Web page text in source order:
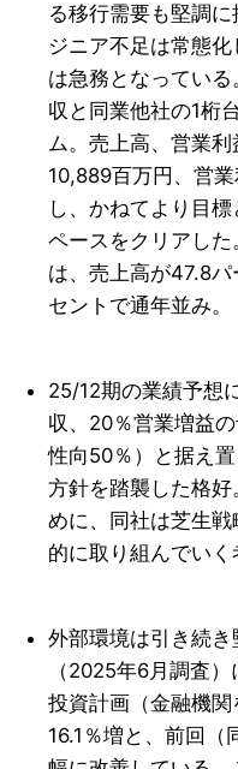
る移行需要も堅調
ジニア不足は常態
は急務となってい
収と同業他社の1桁
ム。売上高、営業
10,889百万円、営
し、かねてより目
ペースをクリアし
は、売上高が47.8
セントで通年並み。
25/12期の業績予想
収、20％営業増益
性向50％）と据え
方針を踏襲した格
めに、同社は芝生
的に取り組んでいく
外部環境は引き続
（2025年6月調査
投資計画（金融機
16.1％増と、前回